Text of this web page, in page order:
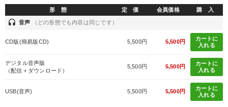
形 態 定 価 会員価格 購 入
headset 音声 （どの形態でも内容は同じです）
CD版(簡易版CD) 5,500円 5,500円
カートに
入れる
デジタル音声版
（配信＋ダウンロード）
5,500円 5,500円
カートに
入れる
USB(音声) 5,500円 5,500円
カートに
入れる